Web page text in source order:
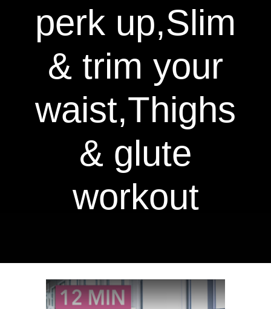
Resources
Partnership
Contact Us
perk up,Slim
& trim your
waist,Thighs
& glute
workout